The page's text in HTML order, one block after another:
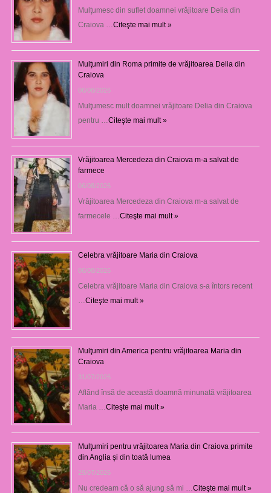
Mulţumesc din suflet doamnei vrăjitoare Delia din
Craiova … Citeşte mai mult »
Mulţumiri din Roma primite de vrăjitoarea Delia din
Craiova
06/08/2026
Mulţumesc mult doamnei vrăjitoare Delia din Craiova
pentru … Citeşte mai mult »
Vrăjitoarea Mercedeza din Craiova m-a salvat de
farmece
06/08/2026
Vrăjitoarea Mercedeza din Craiova m-a salvat de
farmecele … Citeşte mai mult »
Celebra vrăjitoare Maria din Craiova
06/08/2026
Celebra vrăjitoare Maria din Craiova s-a întors recent
Citeşte mai mult »
Mulţumiri din America pentru vrăjitoarea Maria din
Craiova
31/07/2026
Aflând însă de această doamnă minunată vrăjitoarea
Maria … Citeşte mai mult »
Mulţumiri pentru vrăjitoarea Maria din Craiova primite
din Anglia și din toată lumea
29/07/2026
Nu credeam că o să ajung să mi … Citeşte mai mult »